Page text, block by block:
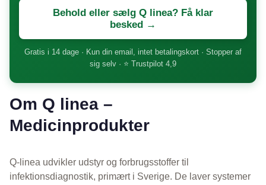
Behold eller sælg Q linea? Få klar
besked →
Gratis i 14 dage · Kun din email, intet betalingskort · Stopper af
sig selv · ⭐ Trustpilot 4,9
Om Q linea –
Medicinprodukter
Q-linea udvikler udstyr og forbrugsstoffer til
infektionsdiagnostik, primært i Sverige. De laver systemer